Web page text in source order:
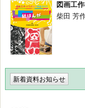
図画工
柴田 芳
新着資料お知らせ